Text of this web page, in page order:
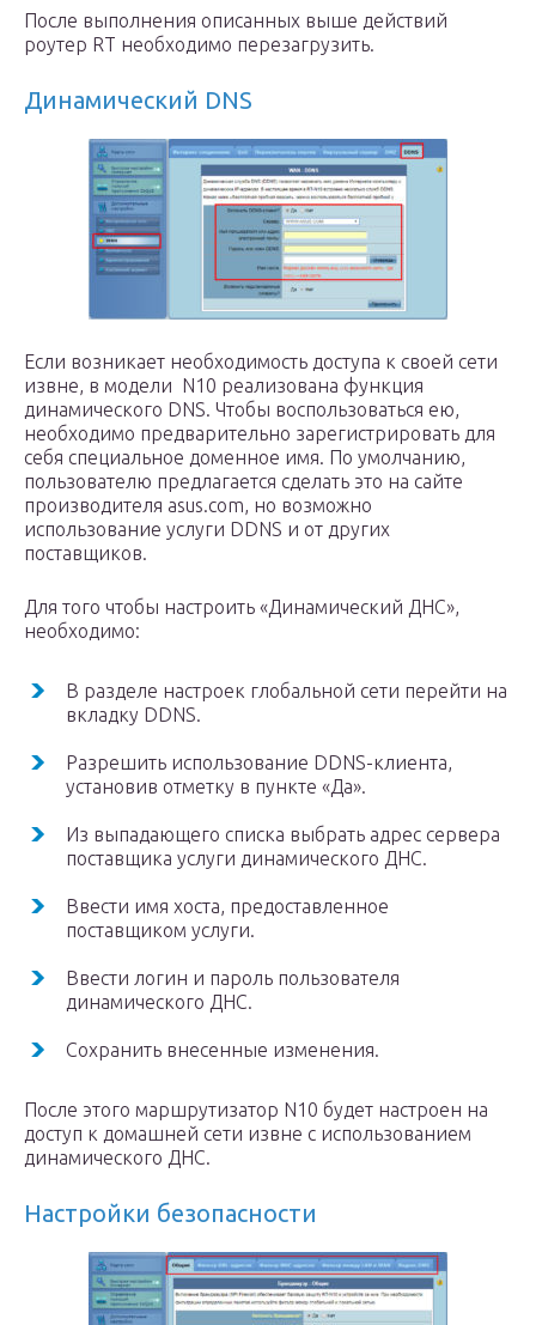
После выполнения описанных выше действий
роутер RT необходимо перезагрузить.
Динамический DNS
Если возникает необходимость доступа к своей сети
извне, в модели N10 реализована функция
динамического DNS. Чтобы воспользоваться ею,
необходимо предварительно зарегистрировать для
себя специальное доменное имя. По умолчанию,
пользователю предлагается сделать это на сайте
производителя asus.com, но возможно
использование услуги DDNS и от других
поставщиков.
Для того чтобы настроить «Динамический ДНС»,
необходимо:
В разделе настроек глобальной сети перейти на
вкладку DDNS.
Разрешить использование DDNS-клиента,
установив отметку в пункте «Да».
Из выпадающего списка выбрать адрес сервера
поставщика услуги динамического ДНС.
Ввести имя хоста, предоставленное
поставщиком услуги.
Ввести логин и пароль пользователя
динамического ДНС.
Сохранить внесенные изменения.
После этого маршрутизатор N10 будет настроен на
доступ к домашней сети извне с использованием
динамического ДНС.
Настройки безопасности